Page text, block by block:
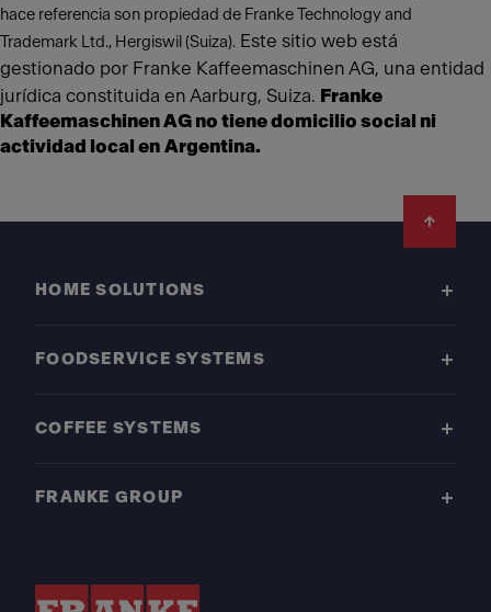
hace referencia son propiedad de Franke Technology and
Trademark Ltd., Hergiswil (Suiza). Este sitio web está
gestionado por Franke Kaffeemaschinen AG, una entidad
jurídica constituida en Aarburg, Suiza. Franke
Kaffeemaschinen AG no tiene domicilio social ni
actividad local en Argentina.
HOME SOLUTIONS
FOODSERVICE SYSTEMS
COFFEE SYSTEMS
FRANKE GROUP